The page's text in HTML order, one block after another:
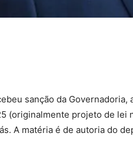
sanção da Governadoria,
(originalmente projeto de lei
A matéria é de autoria do